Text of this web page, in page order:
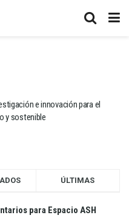
e innovación para el
y sostenible
ÚLTIMAS
para Espacio ASH